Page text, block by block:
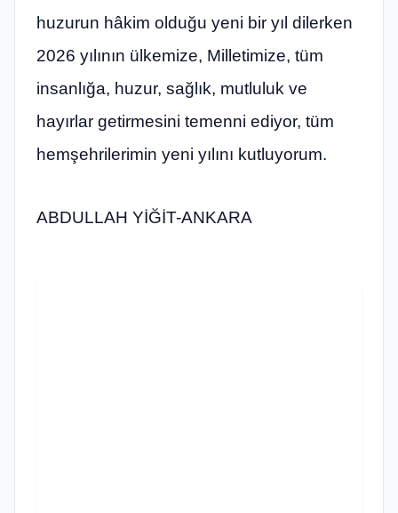
huzurun hâkim olduğu yeni bir yıl dilerken
2026 yılının ülkemize, Milletimize, tüm
insanlığa, huzur, sağlık, mutluluk ve
hayırlar getirmesini temenni ediyor, tüm
hemşehrilerimin yeni yılını kutluyorum.
ABDULLAH YİĞİT-ANKARA